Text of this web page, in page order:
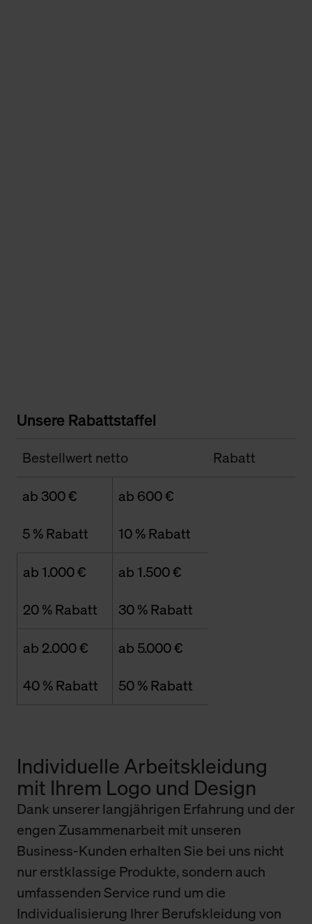
Unsere Rabattstaffel
Bestellwert netto Rabatt
ab 300 €
5 % Rabatt
ab 600 €
10 % Rabatt
ab 1.000 €
20 % Rabatt
ab 1.500 €
30 % Rabatt
ab 2.000 €
40 % Rabatt
ab 5.000 €
50 % Rabatt
Individuelle Arbeitskleidung
mit Ihrem Logo und Design
Dank unserer langjährigen Erfahrung und der
engen Zusammenarbeit mit unseren
Business-Kunden erhalten Sie bei uns nicht
nur erstklassige Produkte, sondern auch
umfassenden Service rund um die
Individualisierung Ihrer Berufskleidung von